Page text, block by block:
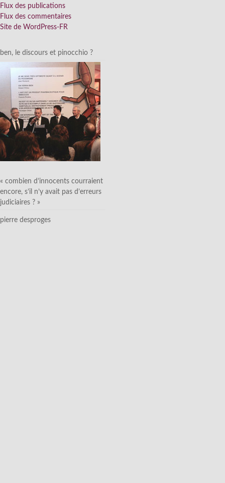
Flux des publications
Flux des commentaires
Site de WordPress-FR
ben, le discours et pinocchio ?
« combien d’innocents courraient
encore, s’il n’y avait pas d’erreurs
judiciaires ? »
pierre desproges